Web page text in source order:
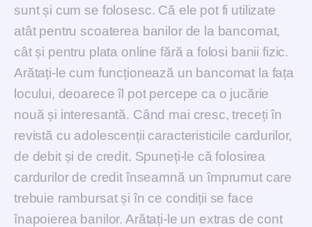
sunt și cum se folosesc. Că ele pot fi utilizate
atât pentru scoaterea banilor de la bancomat,
cât și pentru plata online fără a folosi banii fizic.
Arătați-le cum funcționează un bancomat la fața
locului, deoarece îl pot percepe ca o jucărie
nouă și interesantă. Când mai cresc, treceți în
revistă cu adolescenții caracteristicile cardurilor,
de debit și de credit. Spuneți-le că folosirea
cardurilor de credit înseamnă un împrumut care
trebuie rambursat și în ce condiții se face
înapoierea banilor. Arătați-le un extras de cont